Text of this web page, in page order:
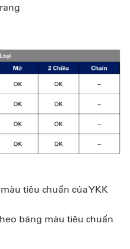
tiêu chuẩn của YKK
bảng màu tiêu chuẩn